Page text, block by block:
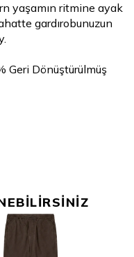
yaşamın ritmine ayak
gardırobunuzun
Geri Dönüştürülmüş